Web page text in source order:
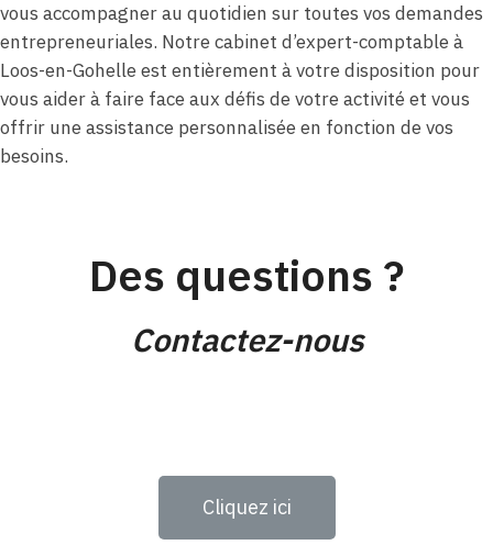
vous accompagner au quotidien sur toutes vos demandes
entrepreneuriales. Notre cabinet d’expert-comptable à
Loos-en-Gohelle est entièrement à votre disposition pour
vous aider à faire face aux défis de votre activité et vous
offrir une assistance personnalisée en fonction de vos
besoins.
Des questions ?
Contactez-nous
Cliquez ici